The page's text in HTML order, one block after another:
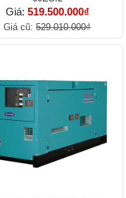
Giá: 519.500.000₫
Giá cũ: 529.010.000₫